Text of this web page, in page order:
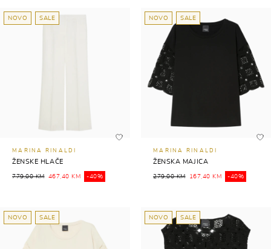
NOVO SALE
MARINA RINALDI
ŽENSKE HLAČE
779,00 KM 467,40 KM -40%
NOVO SALE
MARINA RINALDI
ŽENSKA MAJICA
279,00 KM 167,40 KM -40%
NOVO SALE NOVO SALE